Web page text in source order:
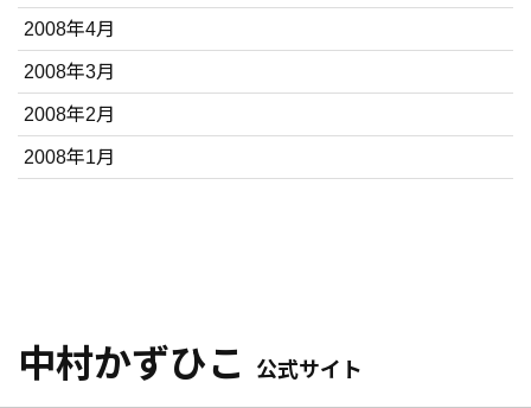
2008年4月
2008年3月
2008年2月
2008年1月
中村かずひこ 公式サイト